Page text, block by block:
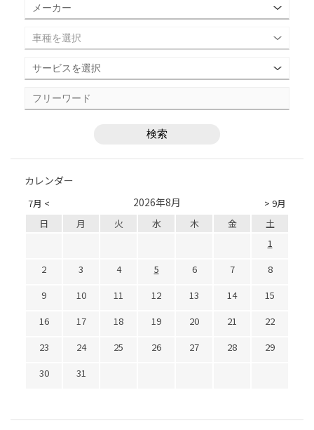
カレンダー
7月 < > 9月
2026年8月
日 月 火 水 木 金
土
1
2
3 4 5 6 7
8
9
10 11 12 13 14
15
16
17 18 19 20 21
22
23
24 25 26 27 28
29
30
31